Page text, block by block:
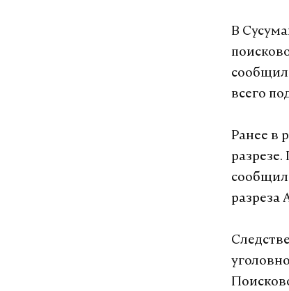
В
всего
Ранее в
сообщил
разреза